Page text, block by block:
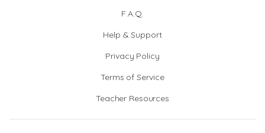
F.A.Q.
Help & Support
Privacy Policy
Terms of Service
Teacher Resources